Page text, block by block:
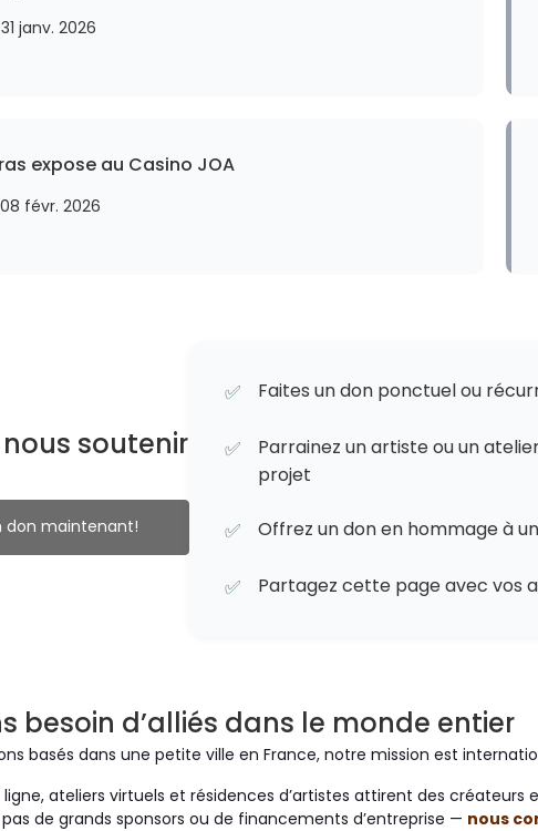
31 janv. 2026
expose au Casino JOA
08 févr. 2026
soutenir
don maintenant!
✅ Faites un don ponctuel ou
✅
Parrainez un artiste ou un
projet
✅ Offrez un don en hommage à
✅ Partagez cette page avec vos
besoin d’alliés dans le monde entier
basés dans une petite ville en France, notre mission est
ateliers virtuels et résidences d’artistes attirent des créateurs
pas de grands sponsors ou de financements d’entreprise — nous